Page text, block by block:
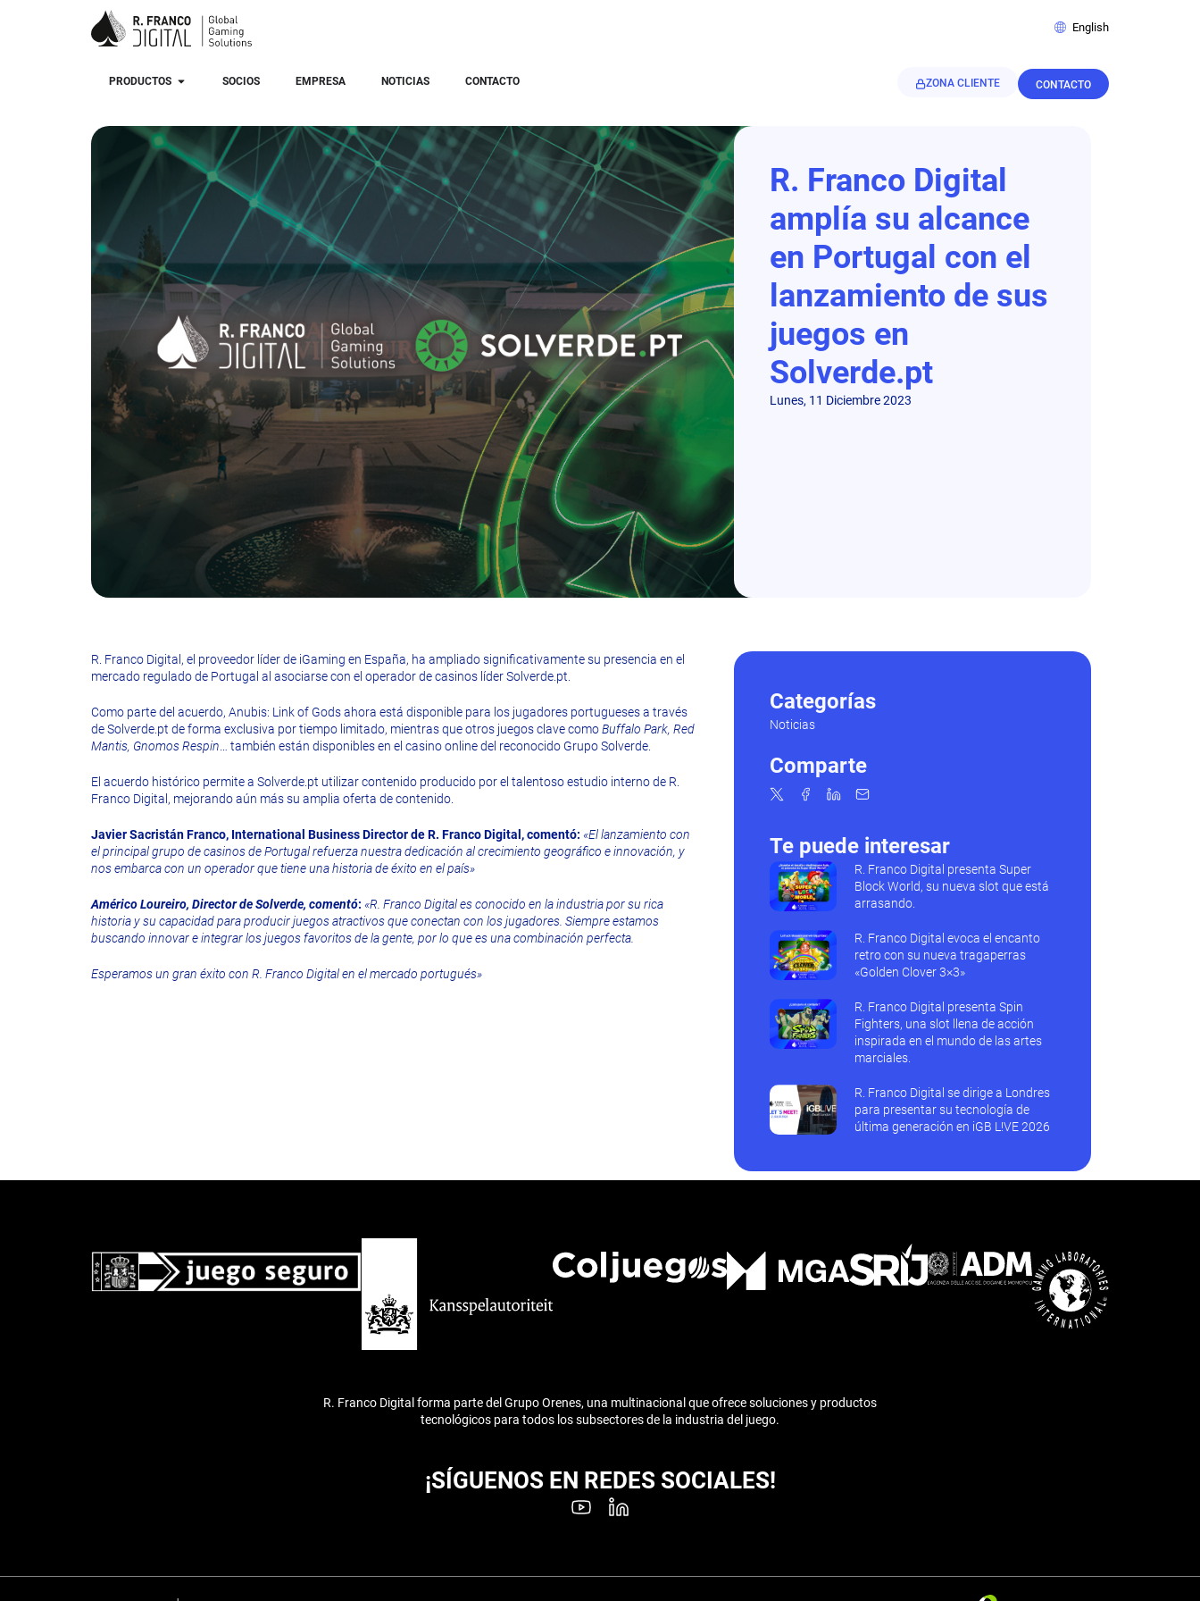
English
PRODUCTOS SOCIOS EMPRESA NOTICIAS CONTACTO ZONA CLIENTE CONTACTO
R. Franco Digital
amplía su alcance
en Portugal con el
lanzamiento de sus
juegos en
Solverde.pt
Lunes, 11 Diciembre 2023
R. Franco Digital, el proveedor líder de iGaming en España, ha ampliado significativamente su presencia en el
mercado regulado de Portugal al asociarse con el operador de casinos líder Solverde.pt.
Como parte del acuerdo, Anubis: Link of Gods ahora está disponible para los jugadores portugueses a través
de Solverde.pt de forma exclusiva por tiempo limitado, mientras que otros juegos clave comoBuffalo Park, Red
Mantis, Gnomos Respin … también están disponibles en el casino online del reconocido Grupo Solverde.
El acuerdo histórico permite a Solverde.pt utilizar contenido producido por el talentoso estudio interno de R.
Franco Digital, mejorando aún más su amplia oferta de contenido.
Javier Sacristán Franco, International Business Director de R. Franco Digital, comentó: «El lanzamiento con
el principal grupo de casinos de Portugal refuerza nuestra dedicación al crecimiento geográfico e innovación, y
nos embarca con un operador que tiene una historia de éxito en el país»
Américo Loureiro, Director de Solverde, comentó: «R. Franco Digital es conocido en la industria por su rica
historia y su capacidad para producir juegos atractivos que conectan con los jugadores. Siempre estamos
buscando innovar e integrar los juegos favoritos de la gente, por lo que es una combinación perfecta.
Esperamos un gran éxito con R. Franco Digital en el mercado portugués»
Categorías
Noticias
Comparte
Te puede interesar
R. Franco Digital presenta Super
Block World, su nueva slot que está
arrasando.
R. Franco Digital evoca el encanto
retro con su nueva tragaperras
«Golden Clover 3×3»
R. Franco Digital presenta Spin
Fighters, una slot llena de acción
inspirada en el mundo de las artes
marciales.
R. Franco Digital se dirige a Londres
para presentar su tecnología de
última generación en iGB L!VE 2026
R. Franco Digital forma parte del Grupo Orenes, una multinacional que ofrece soluciones y productos
tecnológicos para todos los subsectores de la industria del juego.
¡SÍGUENOS EN REDES SOCIALES!